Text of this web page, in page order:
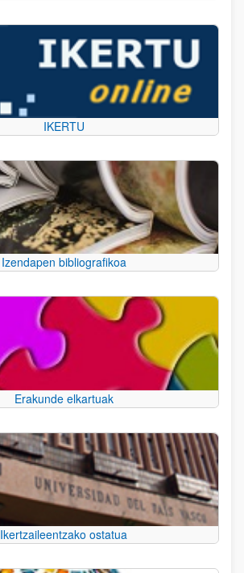
IKERTU
Izendapen bibliografikoa
Erakunde elkartuak
Ikertzaileentzako ostatua